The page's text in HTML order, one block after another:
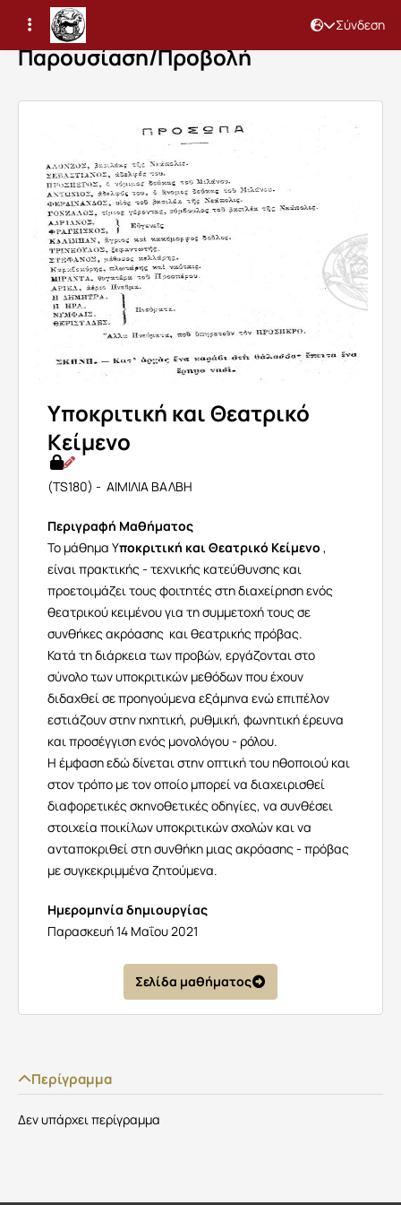
Σύνδεση
Παρουσίαση/Προβολή
Yποκριτική και Θεατρικό
Κείμενο
(TS180) - ΑΙΜΙΛΙΑ ΒΑΛΒΗ
Περιγραφή Μαθήματος
Το μάθημα Υποκριτική και Θεατρικό Κείμενο ,
είναι πρακτικής - τεχνικής κατεύθυνσης και
προετοιμάζει τους φοιτητές στη διαχείρηση ενός
θεατρικού κειμένου για τη συμμετοχή τους σε
συνθήκες ακρόασης και θεατρικής πρόβας.
Κατά τη διάρκεια των προβών, εργάζονται στο
σύνολο των υποκριτικών μεθόδων που έχουν
διδαχθεί σε προηγούμενα εξάμηνα ενώ επιπέλον
εστιάζουν στην ηχητική, ρυθμική, φωνητική έρευνα
και προσέγγιση ενός μονολόγου - ρόλου.
Η έμφαση εδώ δίνεται στην οπτική του ηθοποιού και
στον τρόπο με τον οποίο μπορεί να διαχειρισθεί
διαφορετικές σκηνοθετικές οδηγίες, να συνθέσει
στοιχεία ποικίλων υποκριτικών σχολών και να
ανταποκριθεί στη συνθήκη μιας ακρόασης - πρόβας
με συγκεκριμμένα ζητούμενα.
Ημερομηνία δημιουργίας
Παρασκευή 14 Μαΐου 2021
Σελίδα μαθήματος
Περίγραμμα
Δεν υπάρχει περίγραμμα